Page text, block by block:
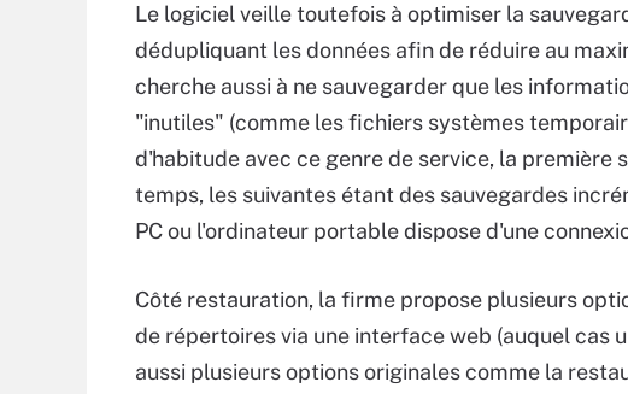
Le logiciel veille toutefois à optimiser la
dédupliquant les données afin de réduire au
cherche aussi à ne sauvegarder que les
"inutiles" (comme les fichiers systèmes
d'habitude avec ce genre de service, la première
temps, les suivantes étant des sauvegardes
PC ou l'ordinateur portable dispose d'une
Côté restauration, la firme propose plusieurs
de répertoires via une interface web (auquel cas
aussi plusieurs options originales comme la